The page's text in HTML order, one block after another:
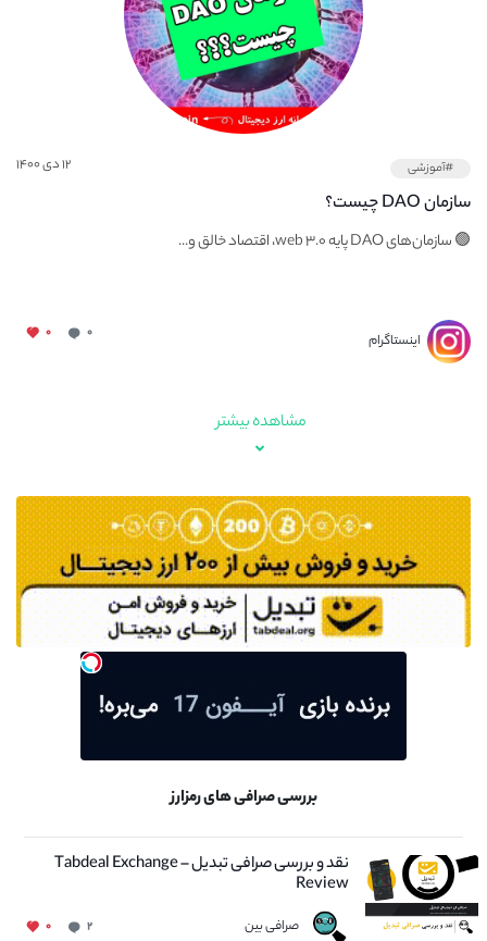
#آموزشی ۱۲ دی ۱۴۰۰
سازمان DAO چیست؟
🟢 سازمان‌های DAO پایه web ۳.۰، اقتصاد خالق و...
اینستاگرام ۰ ۰
مشاهده بیشتر
بررسی صرافی های رمزارز
نقد و بررسی صرافی تبدیل – Tabdeal Exchange
Review
صرافی بین ۲ ۰